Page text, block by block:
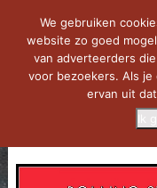
We gebruiken
website zo goed
van adverteerders
voor bezoekers. Als
ervan uit
Ik